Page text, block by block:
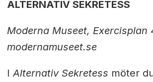
ALTERNATIV SEKRETESS
Moderna Museet, Exercisplan
modernamuseet.se
IAlternativ Sekretess möter